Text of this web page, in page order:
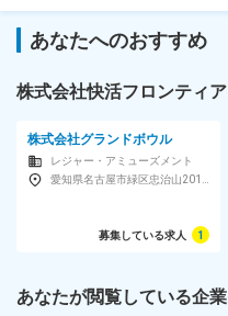
＜こんな方を歓迎しています
・店長経験、マネジメント経
問）
・目的意識をもって業務に取
勤務地
【U・Iターン歓迎】全国の各
リア・中国エリア・四国エリ
あなたへのおすすめ
株式会社快活フロンティ
株式会社グランドボウル
レジャー・アミューズメント
募集している求人 1
あなたが閲覧している企